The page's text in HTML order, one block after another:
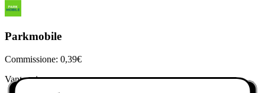
Parkmobile
Commissione: 0,39€
Vantaggi